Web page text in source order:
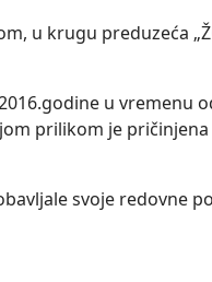
u krugu preduzeća
u vremenu
prilikom je
svoje redovne